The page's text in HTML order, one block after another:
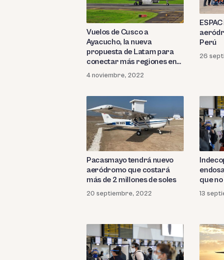
Vuelos de Cusco a
Ayacucho, la nueva
propuesta de Latam para
conectar más regiones en
el Perú
4 noviembre, 2022
Perú
26
Pacasmayo tendrá nuevo
aeródromo que costará
más de 2 millones de soles
20 septiembre, 2022
que
13